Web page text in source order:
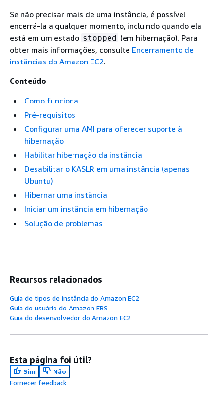
Se não precisar mais de uma instância, é possível
encerrá-la a qualquer momento, incluindo quando ela
está em um estado stopped (em hibernação). Para
obter mais informações, consulte Encerramento de
instâncias do Amazon EC2.
Conteúdo
Como funciona
Pré-requisitos
Configurar uma AMI para oferecer suporte à
hibernação
Habilitar hibernação da instância
Desabilitar o KASLR em uma instância (apenas
Ubuntu)
Hibernar uma instância
Iniciar um instância em hibernação
Solução de problemas
Recursos relacionados
Guia de tipos de instância do Amazon EC2
Guia do usuário do Amazon EBS
Guia do desenvolvedor do Amazon EC2
Esta página foi útil?
Sim
Não
Fornecer feedback